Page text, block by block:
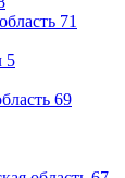
71
5
69